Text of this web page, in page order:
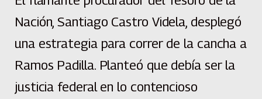
Nación, Santiago Castro Videla, desplegó
una estrategia para correr de la cancha a
Ramos Padilla. Planteó que debía ser la
justicia federal en lo contencioso